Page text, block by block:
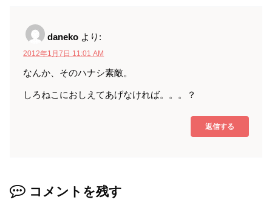
daneko より:
2012年1月7日 11:01 AM
なんか、そのハナシ素敵。
しろねこにおしえてあげなければ。。。？
返信する
コメントを残す